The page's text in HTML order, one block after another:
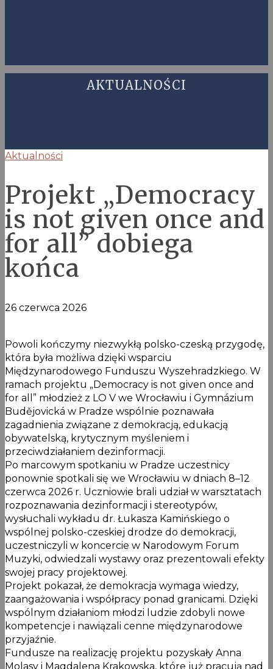
AKTUALNOŚCI
Aktualności
Projekt „Democracy
is not given once and
for all” dobiega
końca
26 czerwca 2026
Powoli kończymy niezwykłą polsko-czeską przygodę,
która była możliwa dzięki wsparciu
Międzynarodowego Funduszu Wyszehradzkiego. W
ramach projektu „Democracy is not given once and
for all” młodzież z LO V we Wrocławiu i Gymnázium
Budějovická w Pradze wspólnie poznawała
zagadnienia związane z demokracją, edukacją
obywatelską, krytycznym myśleniem i
przeciwdziałaniem dezinformacji.
Po marcowym spotkaniu w Pradze uczestnicy
ponownie spotkali się we Wrocławiu w dniach 8–12
czerwca 2026 r. Uczniowie brali udział w warsztatach
rozpoznawania dezinformacji i stereotypów,
wysłuchali wykładu dr. Łukasza Kamińskiego o
wspólnej polsko-czeskiej drodze do demokracji,
uczestniczyli w koncercie w Narodowym Forum
Muzyki, odwiedzali wystawy oraz prezentowali efekty
swojej pracy projektowej.
Projekt pokazał, że demokracja wymaga wiedzy,
zaangażowania i współpracy ponad granicami. Dzięki
wspólnym działaniom młodzi ludzie zdobyli nowe
kompetencje i nawiązali cenne międzynarodowe
przyjaźnie.
Fundusze na realizację projektu pozyskały Anna
Molasy i Magdalena Krakowska, które już pracują nad